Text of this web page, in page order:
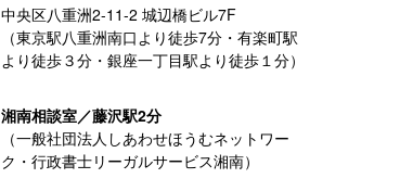
中央区八重洲2-11-2 城辺橋ビル7F
（東京駅八重洲南口より徒歩7分・有楽町駅
より徒歩３分・銀座一丁目駅より徒歩１分）
湘南相談室／藤沢駅2分
（一般社団法人しあわせほうむネットワー
ク・行政書士リーガルサービス湘南）